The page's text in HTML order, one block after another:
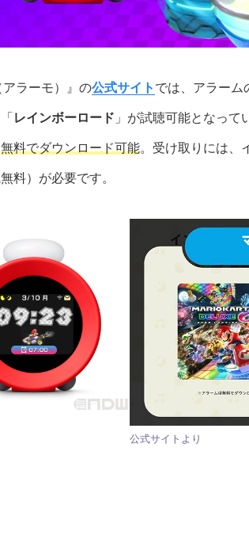
アラーモ）』の公式サイト では、アラーム
レインボーロード 」が試聴可能となって
無料でダウンロード可能。受け取りには、
料）が必要です。
公式サイトより